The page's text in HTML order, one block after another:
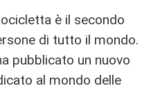
è il secondo
di tutto il mondo.
pubblicato un nuovo
al mondo delle